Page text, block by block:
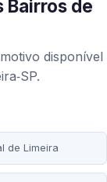
Bairros de
disponível
de Limeira